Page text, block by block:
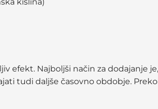
efekt. Najboljši način za dodajanje
tudi daljše časovno obdobje.